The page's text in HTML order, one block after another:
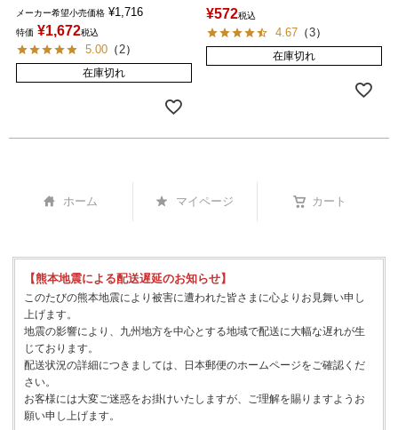
メーカー希望小売価格 ¥1,716
特価 ¥1,672税込
5.00 （2）
在庫切れ
¥572税込
4.67 （3）
在庫切れ
ホーム マイページ カート
【熊本地震による配送遅延のお知らせ】
このたびの熊本地震により被害に遭われた皆さまに心よりお見舞い申し
上げます。
地震の影響により、九州地方を中心とする地域で配送に大幅な遅れが生
じております。
配送状況の詳細につきましては、日本郵便のホームページをご確認くだ
さい。
お客様には大変ご迷惑をお掛けいたしますが、ご理解を賜りますようお
願い申し上げます。